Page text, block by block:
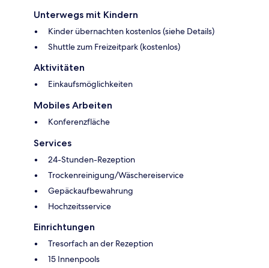
Unterwegs mit Kindern
Kinder übernachten kostenlos (siehe Details)
Shuttle zum Freizeitpark (kostenlos)
Aktivitäten
Einkaufsmöglichkeiten
Mobiles Arbeiten
Konferenzfläche
Services
24-Stunden-Rezeption
Trockenreinigung/Wäschereiservice
Gepäckaufbewahrung
Hochzeitsservice
Einrichtungen
Tresorfach an der Rezeption
15 Innenpools